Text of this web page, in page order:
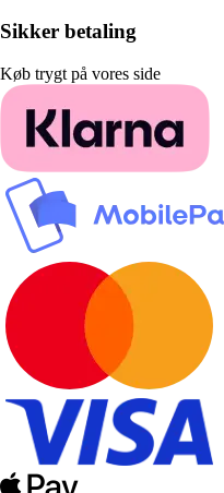
Sikker betaling
Køb trygt på vores side